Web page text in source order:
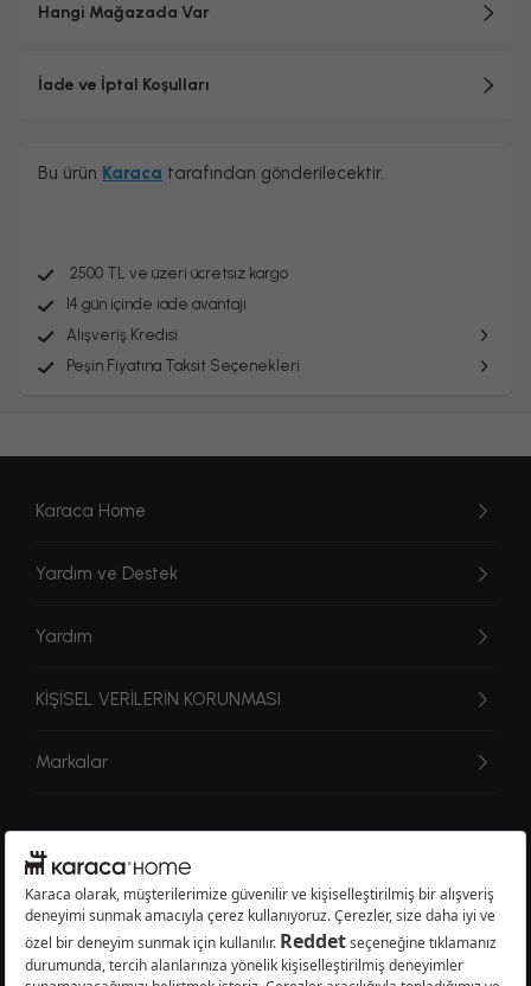
Hangi Mağazada Var
İade ve İptal Koşulları
Bu ürün Karaca tarafından gönderilecektir.
2500 TL ve üzeri ücretsiz kargo
14 gün içinde iade avantajı
Alışveriş Kredisi
Peşin Fiyatına Taksit Seçenekleri
Karaca Home
Yardım ve Destek
Yardım
KİŞİSEL VERİLERİN KORUNMASI
Markalar